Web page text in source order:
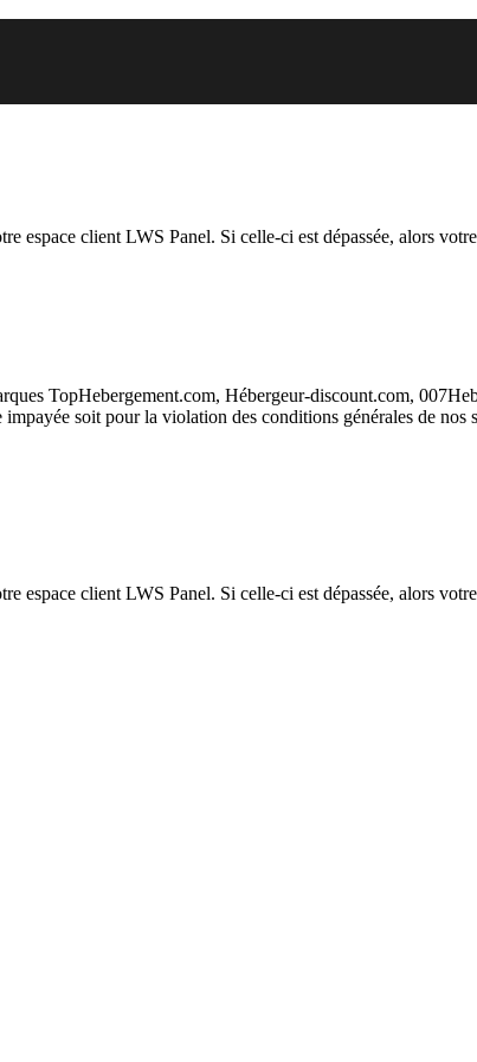
espace client LWS Panel. Si celle-ci est dépassée, alors
TopHebergement.com, Hébergeur-discount.com,
soit pour la violation des conditions générales de nos
espace client LWS Panel. Si celle-ci est dépassée, alors